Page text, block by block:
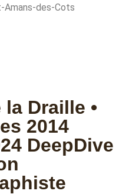
Amans-des-Cots
Draille •
2014
DeepDive